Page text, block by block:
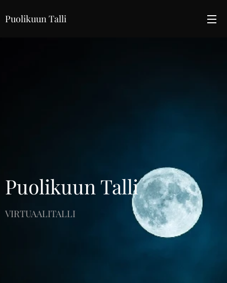
Puolikuun Talli
Puolikuun Talli
VIRTUAALITALLI